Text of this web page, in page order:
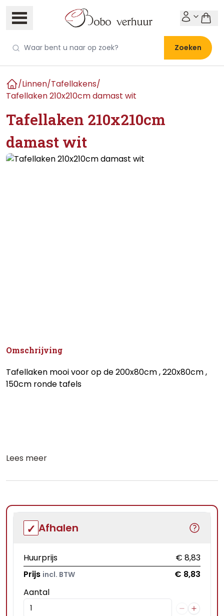
Zoeken
Home
/Linnen/Tafellakens/
Tafellaken 210x210cm damast wit
Tafellaken 210x210cm
damast wit
Omschrijving
Tafellaken mooi voor op de 200x80cm , 220x80cm ,
150cm ronde tafels
Lees meer
Afhalen
Huurprijs
€ 8,83
Prijs incl. BTW
€ 8,83
Aantal